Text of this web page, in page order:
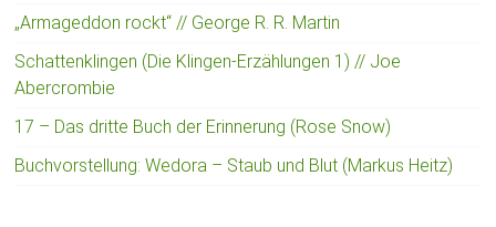
„Armageddon rockt“ // George R. R. Martin
Schattenklingen (Die Klingen-Erzählungen 1) // Joe
Abercrombie
17 – Das dritte Buch der Erinnerung (Rose Snow)
Buchvorstellung: Wedora – Staub und Blut (Markus Heitz)